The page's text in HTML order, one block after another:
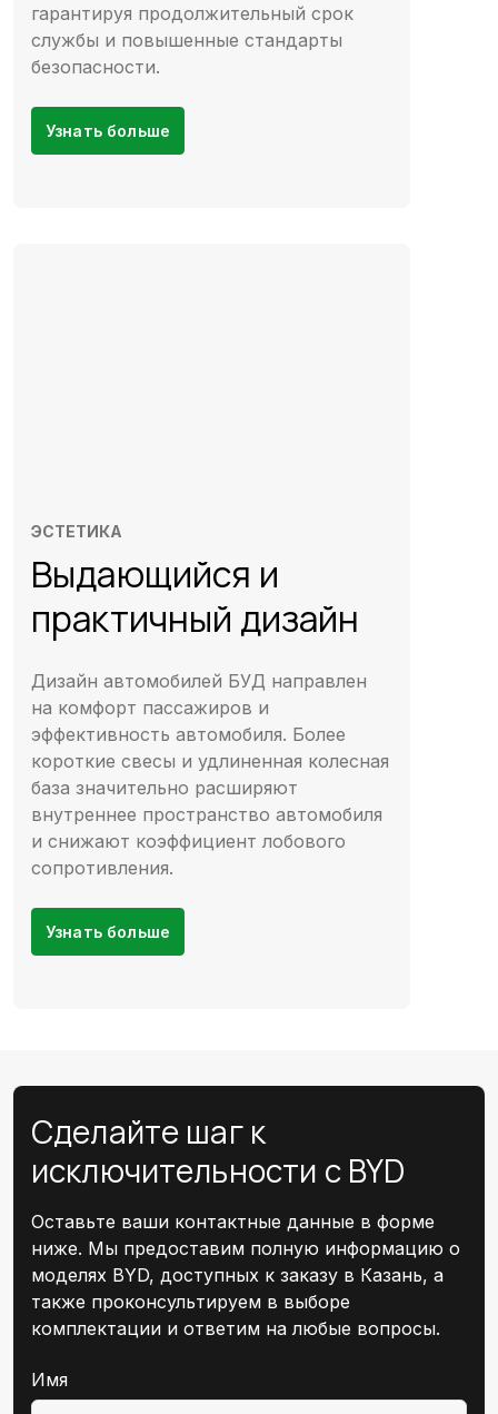
гарантируя продолжительный срок
службы и повышенные стандарты
безопасности.
Узнать больше
ЭСТЕТИКА
Выдающийся и
практичный дизайн
Дизайн автомобилей БУД направлен
на комфорт пассажиров и
эффективность автомобиля. Более
короткие свесы и удлиненная колесная
база значительно расширяют
внутреннее пространство автомобиля
и снижают коэффициент лобового
сопротивления.
Узнать больше
Сделайте шаг к
исключительности с BYD
Оставьте ваши контактные данные в форме
ниже. Мы предоставим полную информацию о
моделях BYD, доступных к заказу в Казань, а
также проконсультируем в выборе
комплектации и ответим на любые вопросы.
Email
Имя